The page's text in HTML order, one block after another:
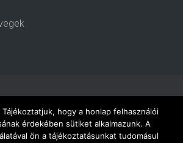
CÉGÜNKRŐL KÍNÁLATUNK
KATALÓGUSOK KAPCSOLAT
Tájékoztatjuk, hogy a honlap felhasználói
érdekében sütiket alkalmazunk. A
ön a tájékoztatásunkat tudomásul